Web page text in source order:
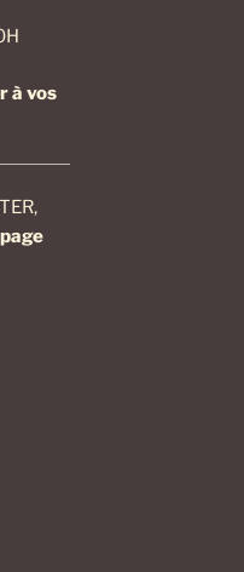
à vos
page